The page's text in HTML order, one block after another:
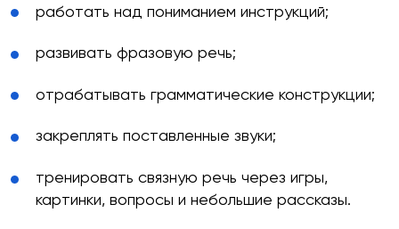
работать над пониманием инструкций;
развивать фразовую речь;
отрабатывать грамматические конструкции;
закреплять поставленные звуки;
тренировать связную речь через игры,
картинки, вопросы и небольшие рассказы.